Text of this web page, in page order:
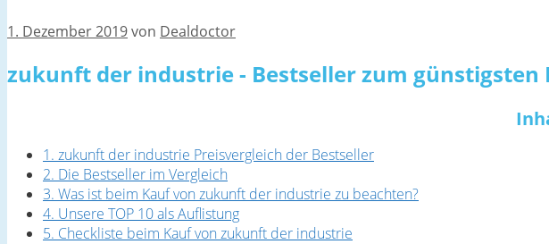
1. Dezember 2019von Dealdoctor
zukunft der industrie - Bestseller zum günstigsten
1. zukunft der industrie Preisvergleich der Bestseller
2. Die Bestseller im Vergleich
3. Was ist beim Kauf von zukunft der industrie zu beachten?
4. Unsere TOP 10 als Auflistung
5. Checkliste beim Kauf von zukunft der industrie